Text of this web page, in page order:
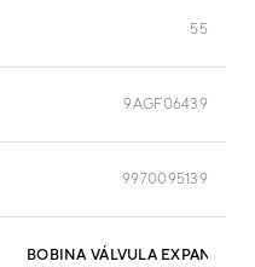
55
9AGF06439
9970095139
BOBINA VÁLVULA EXPANSIÓN